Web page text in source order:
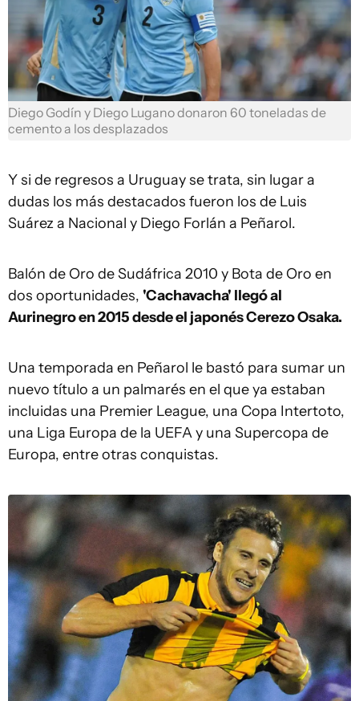
Diego Godín y Diego Lugano donaron 60 toneladas de
cemento a los desplazados
Y si de regresos a Uruguay se trata, sin lugar a
dudas los más destacados fueron los de Luis
Suárez a Nacional y Diego Forlán a Peñarol.
Balón de Oro de Sudáfrica 2010 y Bota de Oro en
dos oportunidades, 'Cachavacha' llegó al
Aurinegro en 2015 desde el japonés Cerezo Osaka.
Una temporada en Peñarol le bastó para sumar un
nuevo título a un palmarés en el que ya estaban
incluidas una Premier League, una Copa Intertoto,
una Liga Europa de la UEFA y una Supercopa de
Europa, entre otras conquistas.